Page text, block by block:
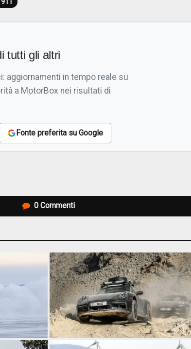
tutti gli altri
aggiornamenti in tempo reale su
a MotorBox nei risultati di
Fonte preferita su Google
0 Commenti